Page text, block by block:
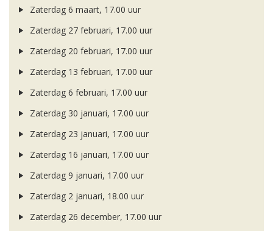
Zaterdag 6 maart, 17.00 uur
Zaterdag 27 februari, 17.00 uur
Zaterdag 20 februari, 17.00 uur
Zaterdag 13 februari, 17.00 uur
Zaterdag 6 februari, 17.00 uur
Zaterdag 30 januari, 17.00 uur
Zaterdag 23 januari, 17.00 uur
Zaterdag 16 januari, 17.00 uur
Zaterdag 9 januari, 17.00 uur
Zaterdag 2 januari, 18.00 uur
Zaterdag 26 december, 17.00 uur